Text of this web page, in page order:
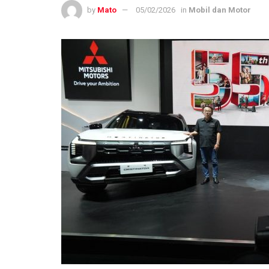
by Mato 05/02/2026 in Mobil dan Motor